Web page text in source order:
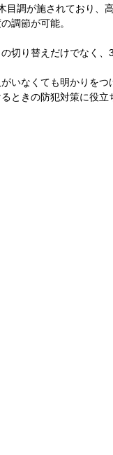
目調が施されており、
調節が可能。
切り替えだけでなく
いなくても明かりを
ときの防犯対策に役立